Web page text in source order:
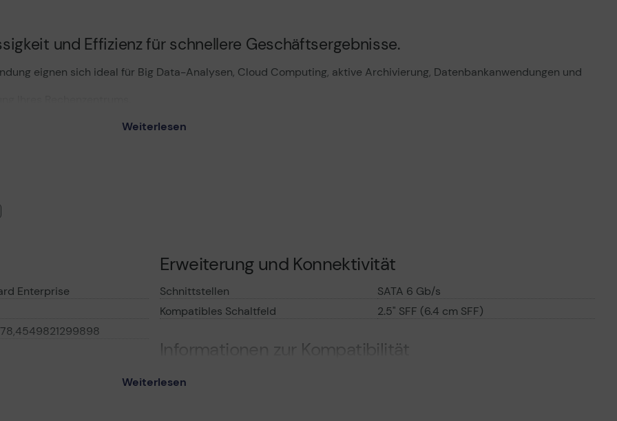
und Effizienz für schnellere Geschäftsergebnisse.
eignen sich ideal für Big Data-Analysen, Cloud Computing, aktive Archivierung, Datenbankanwendungen und
Lösungen in den unterschiedlichsten Kapazitäten.
Weiterlesen
Enterprise
Erweiterung und Konnektivität
Schnittstellen
SATA 6 Gb/s
Kompatibles Schaltfeld
2.5" SFF (6.4 cm SFF)
Informationen zur Kompatibilität
Weiterlesen